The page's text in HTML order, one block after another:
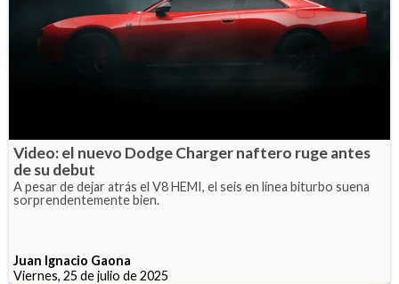
Video: el nuevo Dodge Charger naftero ruge antes
de su debut
A pesar de dejar atrás el V8 HEMI, el seis en línea biturbo suena
sorprendentemente bien.
Juan Ignacio Gaona
Viernes, 25 de julio de 2025